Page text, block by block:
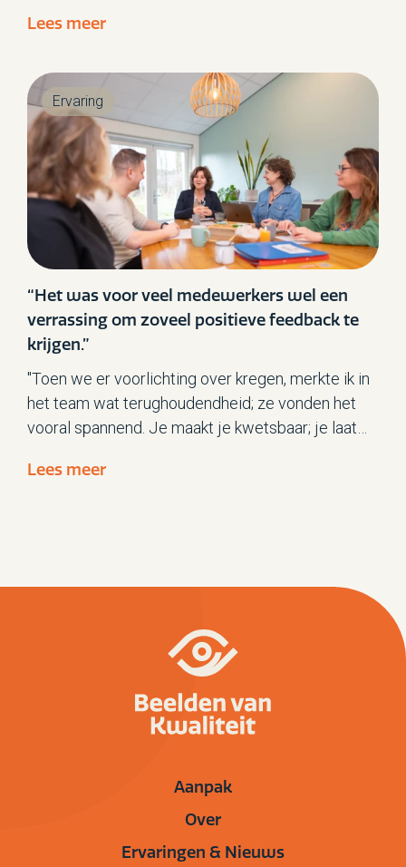
verschillende diensten. In de ochtend, tussen de
Lees meer
“Het was voor veel medewerkers wel een
verrassing om zoveel positieve feedback te
krijgen.”
"Toen we er voorlichting over kregen, merkte ik in
het team wat terughoudendheid; ze vonden het
vooral spannend. Je maakt je kwetsbaar; je laat
Lees meer
Ervaring
Aanpak
Over
Ervaringen & Nieuws